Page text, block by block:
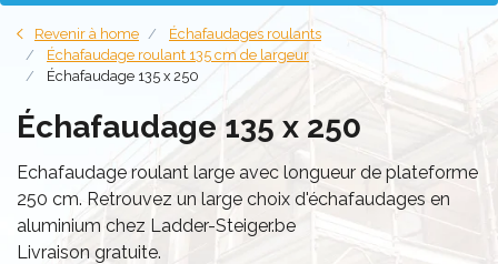
Revenir à home
Échafaudages roulants
Échafaudage roulant 135 cm de largeur
Échafaudage 135 x 250
Échafaudage 135 x 250
Echafaudage roulant large avec longueur de plateforme
250 cm. Retrouvez un large choix d'échafaudages en
aluminium chez Ladder-Steiger.be
Livraison gratuite.